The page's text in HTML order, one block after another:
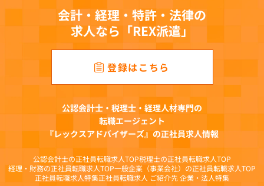
て、その範囲内で利用します。
(2)人材派遣事業において提供を受けた個人情報
労働者派遣法等関連法令に定めのある手続きへの対応、登録会への案内、予約およ
び登録手続き、仕事紹介、仕事に関するご連絡、契約締結に関する業務、雇用管理
（社会保険手続、福利厚生、給与支払、研修受講管理）、災害時の緊急連絡、キャ
(3)求人広告媒体事業において提供を受けた個人情報
問い合わせへの対応、メールマガジン配信、取材・キャンペーン・アンケート等の
実施、求人掲載企業への提供、各種媒体等に掲載するための統計化と分析等を目的
(4)オウンドメディア事業において提供を受けた個人情報
問い合わせへの対応、メールマガジン配信、各種媒体等に掲載するための統計化と
会計・経理・特許・法律の
求人なら「REX派遣」
登録はこちら
公認会計士・税理士・経理人材専門の
転職エージェント
『レックスアドバイザーズ』の正社員求人情報
公認会計士の正社員転職求人TOP税理士の正社員転職求人TOP
経理・財務の正社員転職求人TOP一般企業（事業会社）の正社員転職求人TOP
正社員転職求人特集正社員転職求人 ご紹介先 企業・法人特集